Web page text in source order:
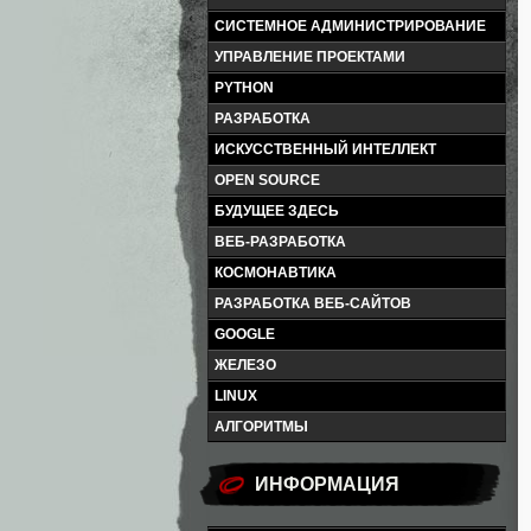
СИСТЕМНОЕ АДМИНИСТРИРОВАНИЕ
УПРАВЛЕНИЕ ПРОЕКТАМИ
PYTHON
РАЗРАБОТКА
ИСКУССТВЕННЫЙ ИНТЕЛЛЕКТ
OPEN SOURCE
БУДУЩЕЕ ЗДЕСЬ
ВЕБ-РАЗРАБОТКА
КОСМОНАВТИКА
РАЗРАБОТКА ВЕБ-САЙТОВ
GOOGLE
ЖЕЛЕЗО
LINUX
АЛГОРИТМЫ
ИНФОРМАЦИЯ